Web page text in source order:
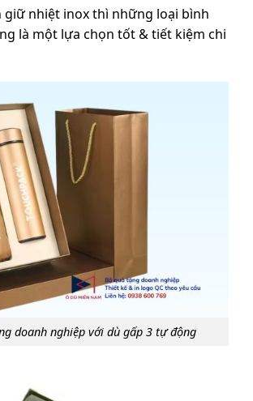
giữ nhiệt inox thì những loại bình
là một lựa chọn tốt & tiết kiệm chi
doanh nghiệp với dù gấp 3 tự động